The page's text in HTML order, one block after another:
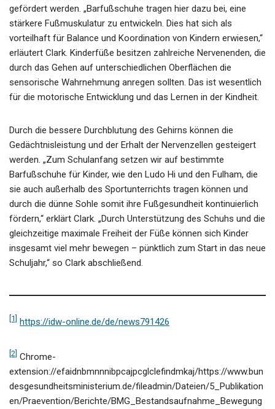
gefördert werden. „Barfußschuhe tragen hier dazu bei, eine
stärkere Fußmuskulatur zu entwickeln. Dies hat sich als
vorteilhaft für Balance und Koordination von Kindern erwiesen,“
erläutert Clark. Kinderfüße besitzen zahlreiche Nervenenden, die
durch das Gehen auf unterschiedlichen Oberflächen die
sensorische Wahrnehmung anregen sollten. Das ist wesentlich
für die motorische Entwicklung und das Lernen in der Kindheit.
Durch die bessere Durchblutung des Gehirns können die
Gedächtnisleistung und der Erhalt der Nervenzellen gesteigert
werden. „Zum Schulanfang setzen wir auf bestimmte
Barfußschuhe für Kinder, wie den Ludo Hi und den Fulham, die
sie auch außerhalb des Sportunterrichts tragen können und
durch die dünne Sohle somit ihre Fußgesundheit kontinuierlich
fördern,“ erklärt Clark. „Durch Unterstützung des Schuhs und die
gleichzeitige maximale Freiheit der Füße können sich Kinder
insgesamt viel mehr bewegen – pünktlich zum Start in das neue
Schuljahr,“ so Clark abschließend.
[1] https://idw-online.de/de/news791426
[2] Chrome-
extension://efaidnbmnnnibpcajpcglclefindmkaj/https://www.bun
desgesundheitsministerium.de/fileadmin/Dateien/5_Publikation
en/Praevention/Berichte/BMG_Bestandsaufnahme_Bewegung